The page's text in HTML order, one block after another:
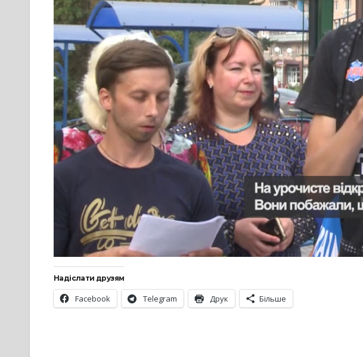
Надіслати друзям
Facebook Telegram Друк Більше